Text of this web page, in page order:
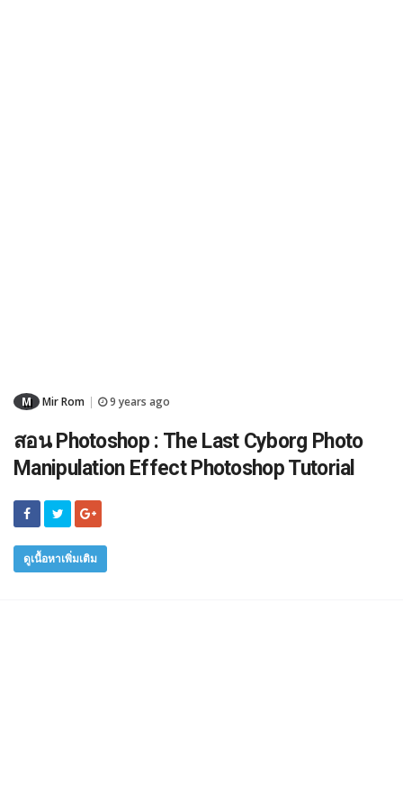
M Mir Rom 9 years ago
สอน Photoshop : The Last Cyborg Photo
Manipulation Effect Photoshop Tutorial
ดูเนื้อหาเพิ่มเติม